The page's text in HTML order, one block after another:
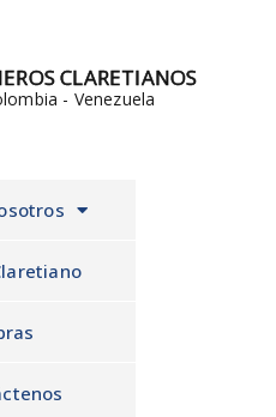
CLARETIANOS
- Venezuela